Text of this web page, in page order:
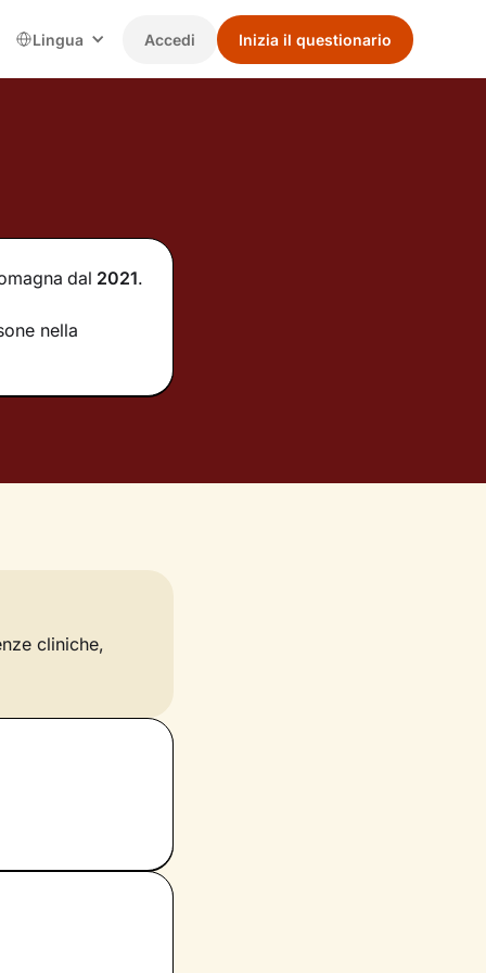
Lingua Accedi Inizia il questionario
dal 2021.
nella
cliniche,